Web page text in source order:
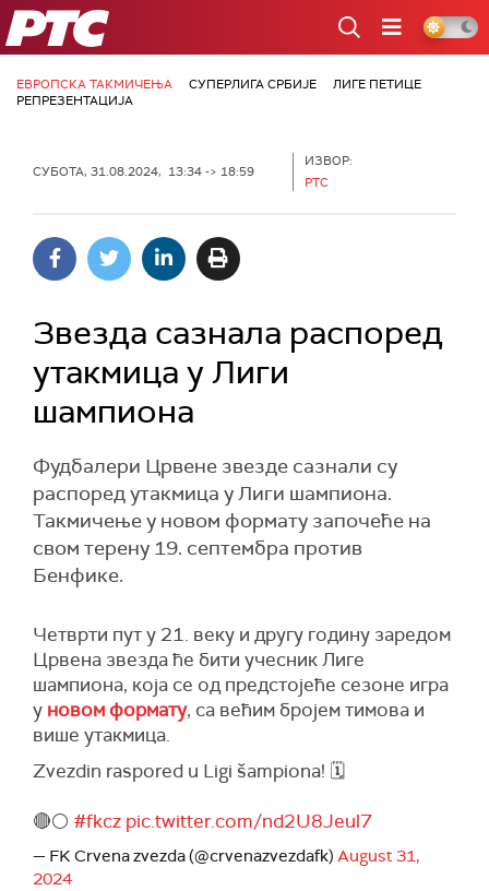
РТС
ЕВРОПСКА ТАКМИЧЕЊА СУПЕРЛИГА СРБИЈЕ
ЛИГЕ ПЕТИЦЕ
РЕПРЕЗЕНТАЦИЈА
СУБОТА, 31.08.2024, 13:34 -> 18:59
ИЗВОР:
РТС
Звезда сазнала распоред
утакмица у Лиги
шампиона
Фудбалери Црвене звезде сазнали су
распоред утакмица у Лиги шампиона.
Такмичење у новом формату започеће на
свом терену 19. септембра против
Бенфике.
Четврти пут у 21. веку и другу годину заредом
Црвена звезда ће бити учесник Лиге
шампиона, која се од предстојеће сезоне игра
у новом формату, са већим бројем тимова и
више утакмица.
Zvezdin raspored u Ligi šampiona! 🗓️
🔴⚪️ #fkcz pic.twitter.com/nd2U8Jeul7
— FK Crvena zvezda (@crvenazvezdafk) August 31,
2024